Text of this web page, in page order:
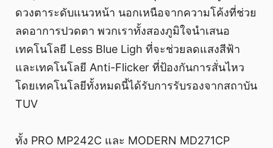
ดวงตาระดับแนวหน้า นอกเหนือจากความโค้งที่ช่วย
ลดอาการปวดตา พวกเราทั้งสองภูมิใจนําเสนอ
เทคโนโลยี Less Blue Ligh ที่จะช่วยลดแสงสีฟ้า
และเทคโนโลยี Anti-Flicker ที่ป้องกันการสั่นไหว
โดยเทคโนโลยีทั้งหมดนี้ได้รับการรับรองจากสถาบัน
TUV
ทั้ง PRO MP242C และ MODERN MD271CP